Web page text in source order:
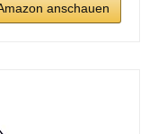
anschauen